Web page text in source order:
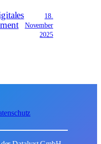
18.
November
2025